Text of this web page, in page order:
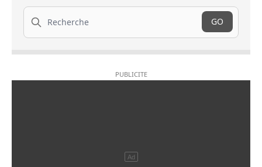
Recherche
GO